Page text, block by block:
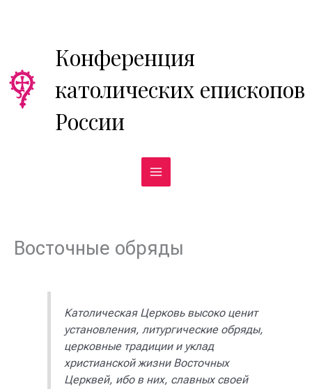
Конференция
католических епископов
России
Восточные обряды
Католическая Церковь высоко ценит
установления, литургические обряды,
церковные традиции и уклад
христианской жизни Восточных
Церквей, ибо в них, славных своей